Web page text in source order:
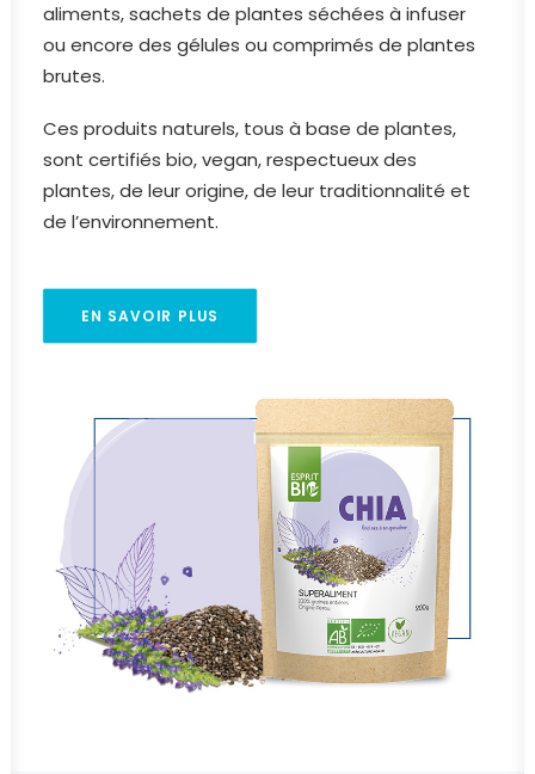
aliments, sachets de plantes séchées à infuser
ou encore des gélules ou comprimés de plantes
brutes.
Ces produits naturels, tous à base de plantes,
sont certifiés bio, vegan, respectueux des
plantes, de leur origine, de leur traditionnalité et
de l’environnement.
EN SAVOIR PLUS